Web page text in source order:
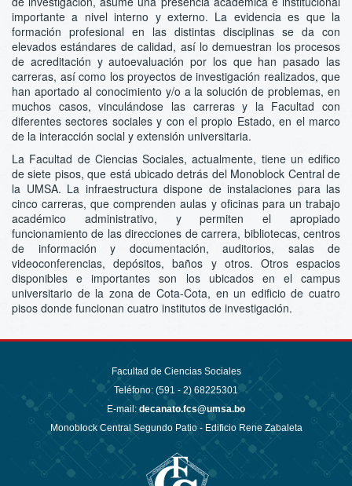
importante a nivel interno y externo. La evidencia es que la
formación profesional en las distintas disciplinas se da con
elevados estándares de calidad, así lo demuestran los procesos
de acreditación y autoevaluación por los que han pasado las
carreras, así como los proyectos de investigación realizados, que
han aportado al conocimiento y/o a la solución de problemas, en
muchos casos, vinculándose las carreras y la Facultad con
diferentes sectores sociales y con el propio Estado, en el marco
de la interacción social y extensión universitaria.
La Facultad de Ciencias Sociales, actualmente, tiene un edifico
de siete pisos, que está ubicado detrás del Monoblock Central de
la UMSA. La infraestructura dispone de instalaciones para las
cinco carreras, que comprenden aulas y oficinas para un trabajo
académico administrativo, y permiten el apropiado
funcionamiento de las direcciones de carrera, bibliotecas, centros
de información y documentación, auditorios, salas de
videoconferencias, depósitos, baños y otros. Otros espacios
disponibles e importantes son los ubicados en el campus
universitario de la zona de Cota-Cota, en un edificio de cuatro
pisos donde funcionan cuatro institutos de investigación.
Facultad de Ciencias Sociales
Teléfono: (591 - 2) 68225301
E-mail: decanato.fcs@umsa.bo
Monoblock Central Segundo Patio - Edificio Rene Zabaleta